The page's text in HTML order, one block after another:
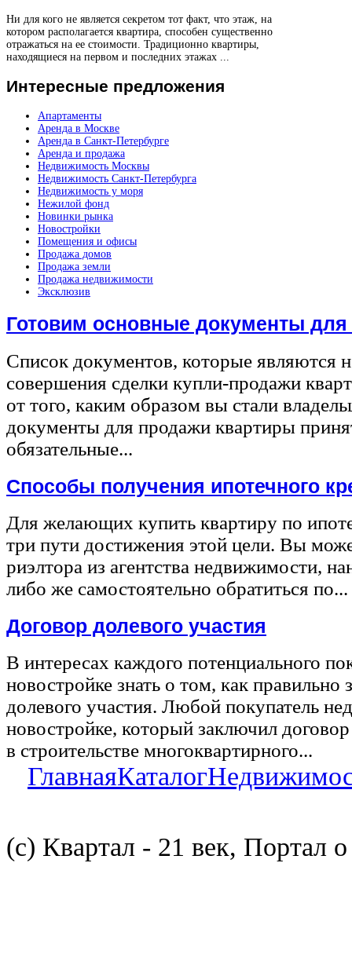
Ни для кого не является секретом тот факт, что этаж, на
котором располагается квартира, способен существенно
отражаться на ее стоимости. Традиционно квартиры,
находящиеся на первом и последних этажах ...
Интересные предложения
Апартаменты
Аренда в Москве
Аренда в Санкт-Петербурге
Аренда и продажа
Недвижимость Москвы
Недвижимость Санкт-Петербурга
Недвижимость у моря
Нежилой фонд
Новинки рынка
Новостройки
Помещения и офисы
Продажа домов
Продажа земли
Продажа недвижимости
Эксклюзив
Готовим основные документы
Список документов, которые являются
совершения сделки купли-продажи
от того, каким образом вы стали
документы для продажи квартиры
обязательные...
Способы получения ипотечного
Для желающих купить квартиру по
три пути достижения этой цели. Вы
риэлтора из агентства недвижимости,
либо же самостоятельно обратиться по...
Договор долевого участия
В интересах каждого потенциального
новостройке знать о том, как правильно
долевого участия. Любой покупатель
новостройке, который заключил
в строительстве многоквартирного...
ГлавнаяКаталог
(с) Квартал - 21 век, Портал